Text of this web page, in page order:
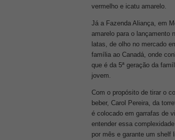
vermelho e icatu amarelo.
Já a Fazenda Aliança, em
amarelo para o lançamento
latas, de olho no mercado
família ao Canadá, onde
que é da 5ª geração da
jovem.
Com o propósito de tirar o
beber, Carol Pereira, da
é colocado em garrafas de
entender essa
por mês e garante um shelf